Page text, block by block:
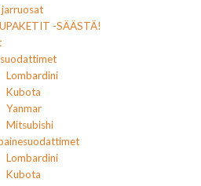
-SÄÄSTÄ!
Lombardini
Kubota
Yanmar
Mitsubishi
Lombardini
Kubota